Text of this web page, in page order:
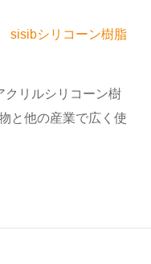
sisibシリコーン樹脂
クリルシリコーン樹
と他の産業で広く使